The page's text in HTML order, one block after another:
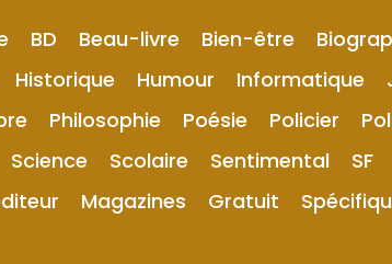
BD Beau-livre Bien-être
Historique Humour Informatique
Philosophie Poésie Policier
Science Scolaire Sentimental SF
Magazines Gratuit